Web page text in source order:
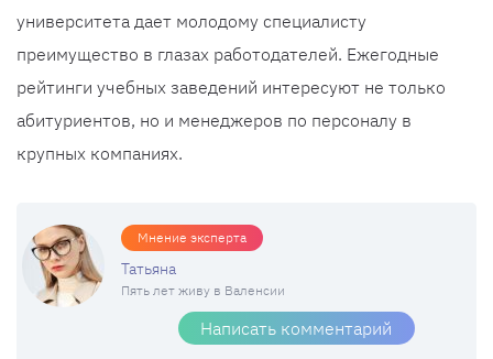
университета дает молодому специалисту
преимущество в глазах работодателей. Ежегодные
рейтинги учебных заведений интересуют не только
абитуриентов, но и менеджеров по персоналу в
крупных компаниях.
Мнение эксперта
Татьяна
Пять лет живу в Валенсии
Написать комментарий